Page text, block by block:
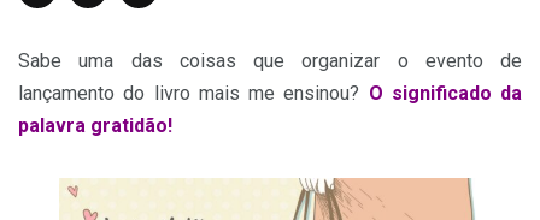
Sabe uma das coisas que organizar o evento de
lançamento do livro mais me ensinou? O significado da
palavra gratidão!